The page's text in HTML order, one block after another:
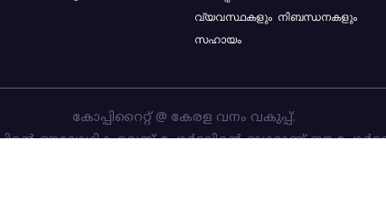
വ്യവസ്ഥകളും നിബന്ധനകളും
സഹായം
കോപ്പിറൈറ്റ് @ കേരള വനം വകുപ്പ്.
ഔദ്യോഗിക വെബ്-പോർട്ടലിന്റെ ഭാഗമാണ് ഈ